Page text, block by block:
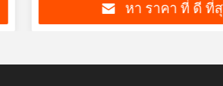
หา ราคา ที่ ดี ที่